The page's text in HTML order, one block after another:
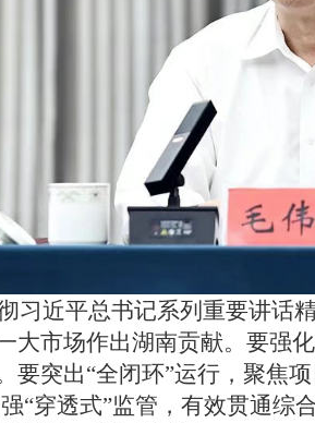
习近平总书记系列重要讲话
大市场作出湖南贡献。 要强
要突出“全闭环”运行 ， 聚焦
“穿透式”监管，有效贯通综